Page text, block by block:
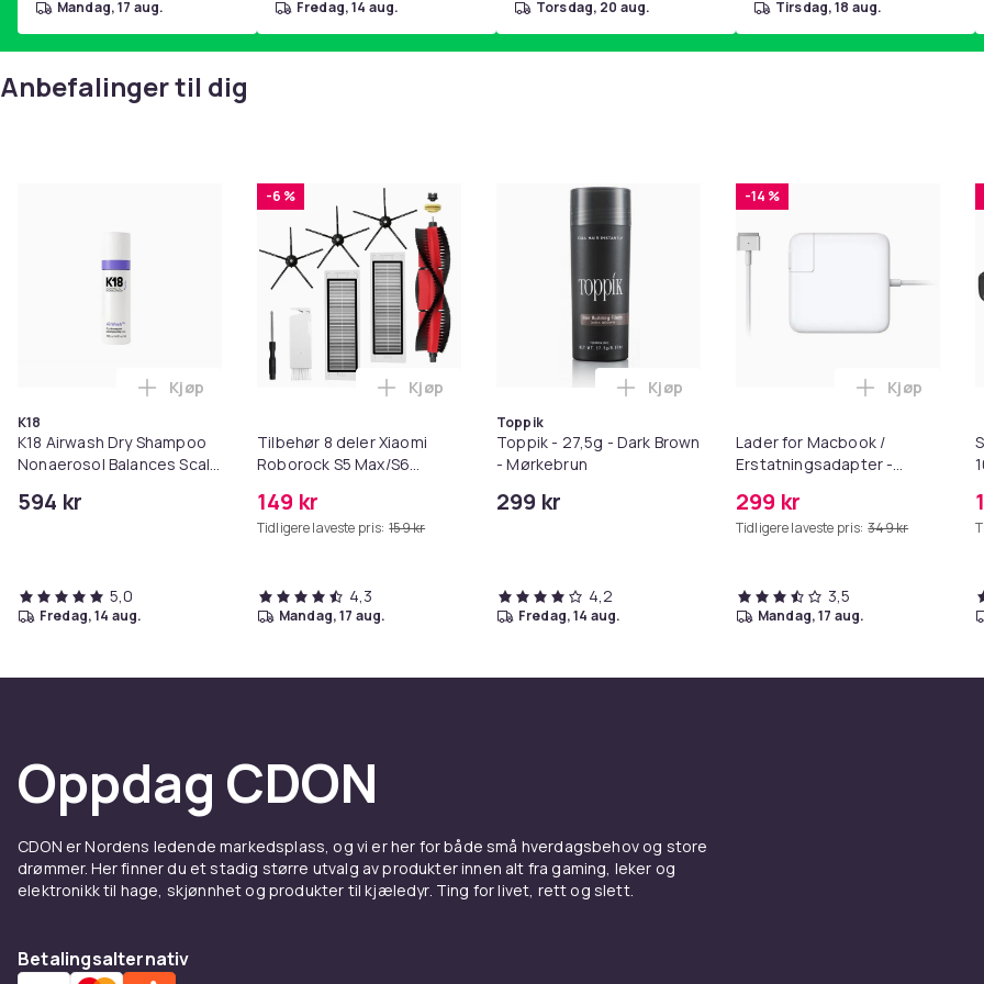
mandag, 17 aug. fredag, 14 aug. torsdag, 20 aug. tirsdag, 18 aug.
Anbefalinger til dig
K18
K18 Airwash Dry Shampoo
Nonaerosol Balances Scalp
594 kr
Legg K18 Airwash Dry Shampoo Nonaerosol Balances Scalp & Controls Excess Oil i handlekurven
Kjøp
5,0
fredag, 14 aug.
-6 %
Tilbehør 8 deler Xiaomi
Roborock S5 Max/S6
MAXV/S50/S51/S55/S5/S60/S65/S6
149 kr
Tidligere laveste pris: 159 kr
Legg Tilbehør 8 deler Xiaomi Roborock S5 Max/S6 Pure/S6 MAXV/S50/
Kjøp
4,3
mandag, 17 aug.
Toppik
Toppik - 27,5g - Dark Brown
- Mørkebrun
299 kr
Legg Toppik - 27,5g - Dark Brown -
Kjøp
4,2
fredag, 14 aug.
-14 %
Lader for Macbook /
Erstatningsadapter -
299 kr
Tidligere laveste pris: 349 kr
Legg Lader
Kjøp
3,5
mandag, 17 aug.
Oppdag CDON
CDON er Nordens ledende markedsplass, og vi er her for både små hverdagsbehov og store
drømmer. Her finner du et stadig større utvalg av produkter innen alt fra gaming, leker og
elektronikk til hage, skjønnhet og produkter til kjæledyr. Ting for livet, rett og slett.
Betalingsalternativ